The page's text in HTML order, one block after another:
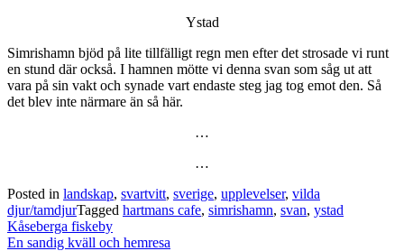
Ystad
Simrishamn bjöd på lite tillfälligt regn men efter det strosade vi runt
en stund där också. I hamnen mötte vi denna svan som såg ut att
vara på sin vakt och synade vart endaste steg jag tog emot den. Så
det blev inte närmare än så här.
…
…
Posted in landskap, svartvitt, sverige, upplevelser, vilda
djur/tamdjurTagged hartmans cafe, simrishamn, svan, ystad
Post
navigation
Kåseberga fiskeby
En sandig kväll och hemresa